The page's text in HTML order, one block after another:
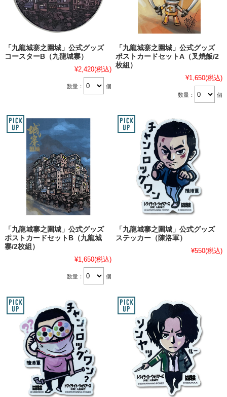
「九龍城寨之圍城」公式グッズ
コースターB（九龍城寨）
¥2,420(税込)
数量： 個
「九龍城寨之圍城」公式グッズ
ポストカードセットA（叉焼飯/2
枚組）
¥1,650(税込)
数量： 個
「九龍城寨之圍城」公式グッズ
ポストカードセットB（九龍城
寨/2枚組）
¥1,650(税込)
数量： 個
「九龍城寨之圍城」公式グッズ
ステッカー（陳洛軍）
¥550(税込)